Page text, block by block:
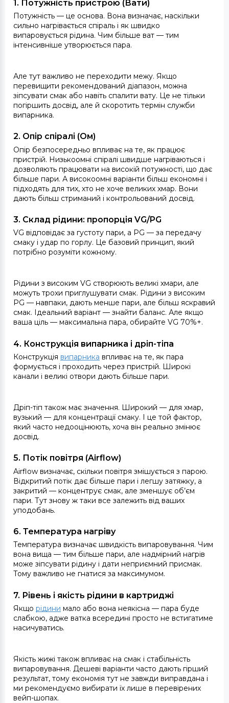
1. Потужність пристрою (Вати)
Потужність — це основа. Вона визначає, наскільки
сильно нагрівається спіраль і як швидко
випаровується рідина. Чим більше ват — тим
інтенсивніше утворюється пара.
Але тут важливо не переходити межу. Якщо
перевищити рекомендований діапазон, можна
зіпсувати смак або навіть спалити вату. Це не тільки
погіршить досвід, але й скоротить термін служби
випарника.
2. Опір спіралі (Ом)
Опір безпосередньо впливає на те, як працює
пристрій. Низькоомні спіралі швидше нагріваються і
дозволяють працювати на високій потужності, що дає
більше пари. А високоомні варіанти більш економні і
підходять для тих, хто не хоче великих хмар. Вони
дають більш стриманий і контрольований досвід.
3. Склад рідини: пропорція VG/PG
VG відповідає за густоту пари, а PG — за передачу
смаку і удар по горлу. Це базовий принцип, який
потрібно розуміти кожному.
Рідини з високим VG створюють великі хмари, але
можуть трохи приглушувати смак. Рідини з високим
PG — навпаки, дають менше пари, але більш яскравий
смак. Ідеальний варіант — знайти баланс. Але якщо
ваша ціль — максимальна пара, обирайте VG 70%+.
4. Конструкція випарника і дріп-тіпа
Конструкція випарника впливає на те, як пара
формується і проходить через пристрій. Широкі
канали і великі отвори дають більше пари.
Дріп-тіп також має значення. Широкий — для хмар,
вузький — для концентрації смаку. І це той фактор,
який часто недооцінюють, хоча він реально змінює
досвід.
5. Потік повітря (Airflow)
Airflow визначає, скільки повітря змішується з парою.
Відкритий потік дає більше пари і легшу затяжку, а
закритий — концентрує смак, але зменшує об’єм
пари. Тут знову ж таки все залежить від ваших
уподобань.
6. Температура нагріву
Температура визначає швидкість випаровування. Чим
вона вища — тим більше пари, але надмірний нагрів
може зіпсувати рідину і дати неприємний присмак.
Тому важливо не гнатися за максимумом.
7. Рівень і якість рідини в картриджі
Якщо рідини мало або вона неякісна — пара буде
слабкою, адже ватка всередині просто не встигатиме
насичуватись.
Якість жижі також впливає на смак і стабільність
випаровування. Дешеві варіанти часто дають гірший
результат, тому економія тут не завжди виправдана і
ми рекомендуємо вибирати їх лише в перевірених
вейп-шопах.